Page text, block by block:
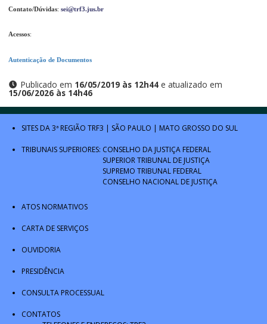
Contato/Dúvidas: sei@trf3.jus.br
Acessos:
Autenticação de Documentos
Publicado em 16/05/2019 às 12h44e atualizado em
15/06/2026 às 14h46
SITES DA 3ª REGIÃO TRF3 SÃO PAULO MATO GROSSO DO SUL
TRIBUNAIS SUPERIORES: CONSELHO DA JUSTIÇA FEDERAL
SUPERIOR TRIBUNAL DE JUSTIÇA
SUPREMO TRIBUNAL FEDERAL
CONSELHO NACIONAL DE JUSTIÇA
ATOS NORMATIVOS
CARTA DE SERVIÇOS
OUVIDORIA
PRESIDÊNCIA
CONSULTA PROCESSUAL
CONTATOS